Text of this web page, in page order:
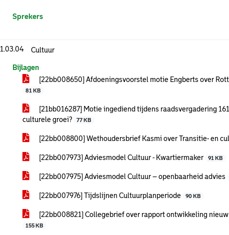
Sprekers
1.03.04 Cultuur
Bijlagen
[22bb008650] Afdoeningsvoorstel motie Engberts over
81 KB
[21bb016287] Motie ingediend tijdens raadsvergadering
culturele groei?
77 KB
[22bb008800] Wethoudersbrief Kasmi over Transitie- en
[22bb007973] Adviesmodel Cultuur - Kwartiermaker 91 KB
[22bb007975] Adviesmodel Cultuur – openbaarheid advies
[22bb007976] Tijdslijnen Cultuurplanperiode 90 KB
[22bb008821] Collegebrief over rapport ontwikkeling
155 KB